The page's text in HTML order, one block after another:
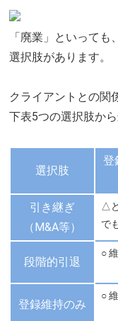
「廃業」といって
選択肢があります。
クライアントとの関
下表5つの選択肢か
選択肢
登
引き継ぎ
（M&A等）
△
で
段階的引退
○
登録維持のみ
○